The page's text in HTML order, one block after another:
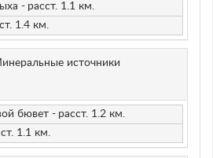
- расст. 1.1 км.
1.4 км.
источники
бювет - расст. 1.2 км.
1.1 км.